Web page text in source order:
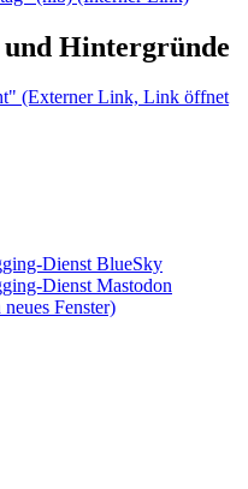
Hintergründe
(Externer Link, Link öffnet
Dienst BlueSky
Dienst Mastodon
Fenster)